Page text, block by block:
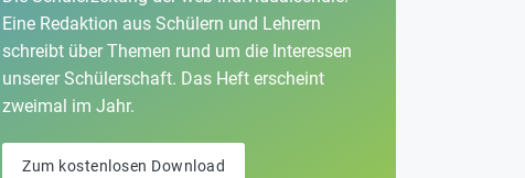
Eine Redaktion aus Schülern und Lehrern
schreibt über Themen rund um die Interessen
unserer Schülerschaft. Das Heft erscheint
zweimal im Jahr.
Zum kostenlosen Download